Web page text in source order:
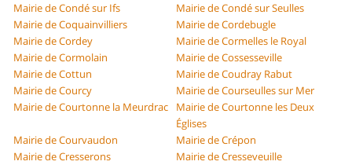
Mairie de Condé sur Ifs
Mairie de Condé sur Seulles
Mairie de Coquainvilliers
Mairie de Cordebugle
Mairie de Cordey
Mairie de Cormelles le Royal
Mairie de Cormolain
Mairie de Cossesseville
Mairie de Cottun
Mairie de Coudray Rabut
Mairie de Courcy
Mairie de Courseulles sur Mer
Mairie de Courtonne la Meurdrac
Mairie de Courtonne les Deux
Églises
Mairie de Courvaudon
Mairie de Crépon
Mairie de Cresserons
Mairie de Cresseveuille